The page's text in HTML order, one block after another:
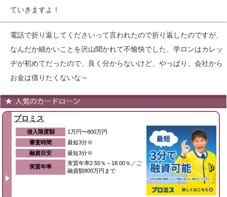
ていきますよ！
電話で折り返してくださいって言われたので折り返したのですが、
なんだか細かいことを沢山聞かれて不愉快でした。学ロンはカレッ
ヂが初めてだったので、良く分からないけど、やっぱり、会社から
お金は借りたくないな～
プロミス
借入限度額
1万円〜800万円
審査時間
最短3分※
融資目安
最短3分※
実質年率
実質年率2.50％～18.00％／ご
融資額800万円まで